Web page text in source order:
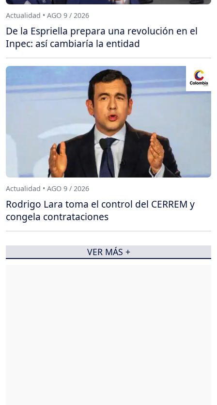
Actualidad • AGO 9 / 2026
De la Espriella prepara una revolución en el
Inpec: así cambiaría la entidad
Actualidad • AGO 9 / 2026
Rodrigo Lara toma el control del CERREM y
congela contrataciones
VER MÁS +